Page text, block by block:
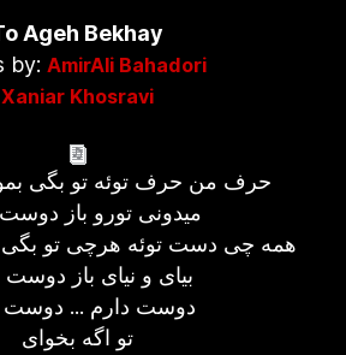
Ageh Bekhay
by: AmirAli Bahadori
Xaniar Khosravi
حرف من حرف توئه تو بگی
میدونی تورو باز
همه چی دست توئه هرچی تو بگی
بیای و نیای باز دوست
دوست دارم ... دوست
تو اگه بخوای